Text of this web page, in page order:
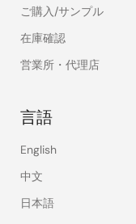
ご購入/サンプル
在庫確認
営業所・代理店
言語
English
中文
日本語